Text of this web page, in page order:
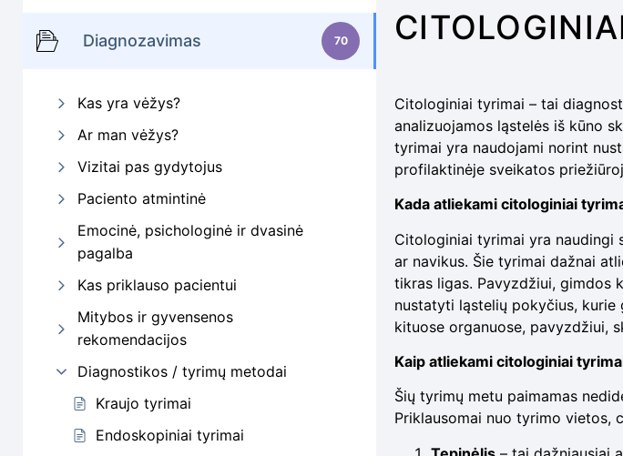
Diagnozavimas 70
Kas yra vėžys?
Ar man vėžys?
Vizitai pas gydytojus
Paciento atmintinė
Emocinė, psichologinė ir dvasinė
pagalba
Kas priklauso pacientui
Mitybos ir gyvensenos
rekomendacijos
Diagnostikos / tyrimų metodai
Kraujo tyrimai
Endoskopiniai tyrimai
Citologiniai tyrimai – tai
analizuojamos ląstelės iš kūno
tyrimai yra naudojami norint
profilaktinėje sveikatos
Kada atliekami citologiniai
Citologiniai tyrimai yra naudingi
ar navikus. Šie tyrimai dažnai
tikras ligas. Pavyzdžiui, gimdos
nustatyti ląstelių pokyčius,
kituose organuose, pavyzdžiui,
Kaip atliekami citologiniai
Šių tyrimų metu paimamas
Priklausomai nuo tyrimo vietos,